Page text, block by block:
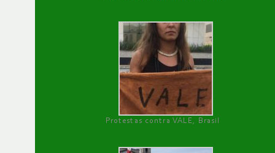
Protestas contra VALE, Brasil